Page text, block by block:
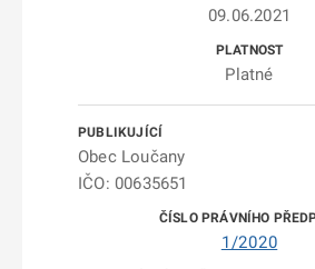
09.06.2021
Platné
Obec Loučany
IČO: 00635651
1/2020